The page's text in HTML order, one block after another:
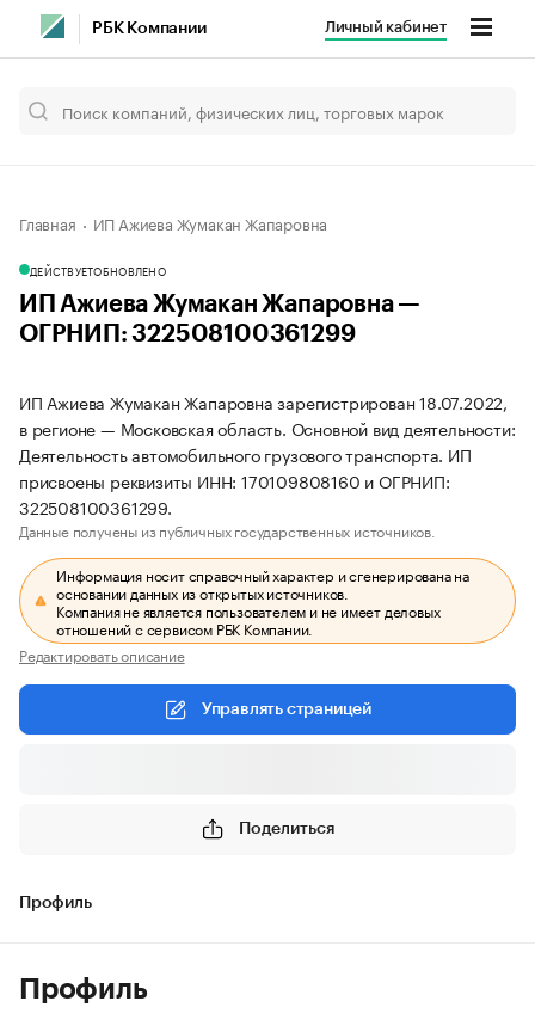
РБК Компании Личный кабинет
Главная ИП Ажиева Жумакан Жапаровна
ДЕЙСТВУЕТОБНОВЛЕНО
ИП Ажиева Жумакан Жапаровна —
ОГРНИП: 322508100361299
ИП Ажиева Жумакан Жапаровна зарегистрирован 18.07.2022,
в регионе — Московская область. Основной вид деятельности:
Деятельность автомобильного грузового транспорта. ИП
присвоены реквизиты ИНН: 170109808160 и ОГРНИП:
322508100361299.
Данные получены из публичных государственных источников.
Информация носит справочный характер и сгенерирована на
основании данных из открытых источников.
Компания не является пользователем и не имеет деловых
отношений с сервисом РБК Компании.
Редактировать описание
Управлять страницей
Поделиться
Профиль
Профиль